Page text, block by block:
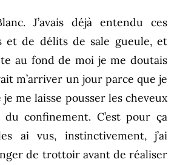
J’avais déjà entendu ces
et de délits de sale gueule, et
au fond de moi je me doutais
m’arriver un jour parce que je
me laisse pousser les cheveux
confinement. C’est pour ça
ai vus, instinctivement, j’ai
de trottoir avant de réaliser